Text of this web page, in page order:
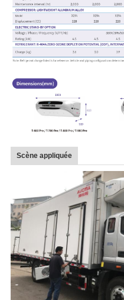
Scène appliquée